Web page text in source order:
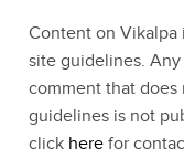
Content on Vikalpa
site guidelines.
comment that does
guidelines is not
click here for